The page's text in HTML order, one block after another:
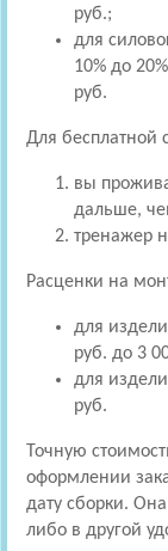
руб.;
для
10% до
руб.
Для бесплатной
вы
дальше,
тренажер
Расценки на
для
руб. до 3
для
руб.
Точную
оформлении
дату сборки.
либо в другой